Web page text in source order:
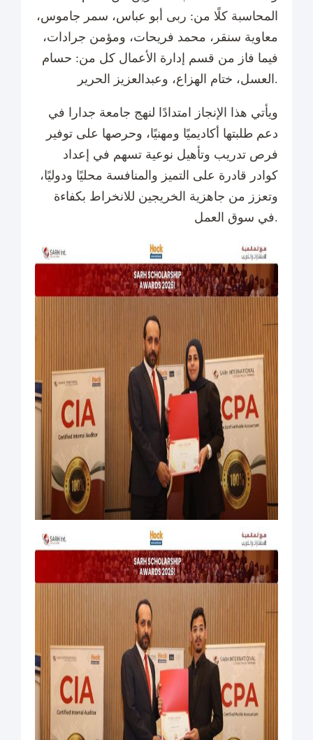
المحاسبة كلًا من: ربى أبو عباس، سمر جاموس،
معاوية سنقر، محمد فريحات، ومؤمن جرادات،
فيما فاز من قسم إدارة الأعمال كل من: حسام
العسل، ختام الهزاع، وعبدالعزيز الحرير.
ويأتي هذا الإنجاز امتدادًا لنهج جامعة جدارا في
دعم طلبتها أكاديميًا ومهنيًا، وحرصها على توفير
فرص تدريب وتأهيل نوعية تسهم في إعداد
كوادر قادرة على التميز والمنافسة محليًا ودوليًا،
وتعزز من جاهزية الخريجين للانخراط بكفاءة
في سوق العمل.